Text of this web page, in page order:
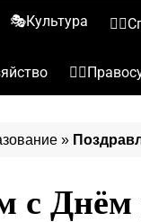
🎭Культура
»
с Днём